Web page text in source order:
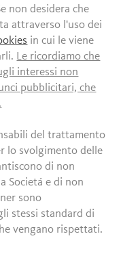
non desidera che
attraverso l'uso dei
in cui le viene
Le ricordiamo che
interessi non
pubblicitari, che
del trattamento
lo svolgimento delle
di non
Societá e di non
sono
stessi standard di
vengano rispettati.